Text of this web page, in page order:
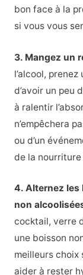
bon face à la
si vous vous
3. Mangez un
l’alcool,
d’avoir un peu
à ralentir
n’empêchera
ou d’un
de la
4. Alternez les
non
cocktail, verre
une boisson
meilleurs choix
aider à rester